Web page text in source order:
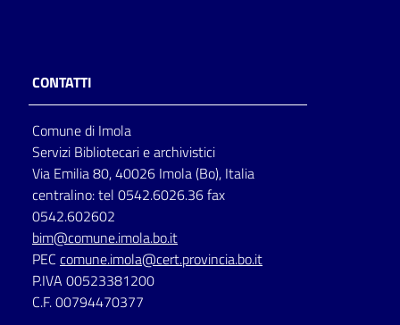
CONTATTI
Comune di Imola
Servizi Bibliotecari e archivistici
Via Emilia 80, 40026 Imola (Bo), Italia
centralino: tel 0542.6026.36 fax
0542.602602
bim@comune.imola.bo.it
PEC comune.imola@cert.provincia.bo.it
P.IVA 00523381200
C.F. 00794470377